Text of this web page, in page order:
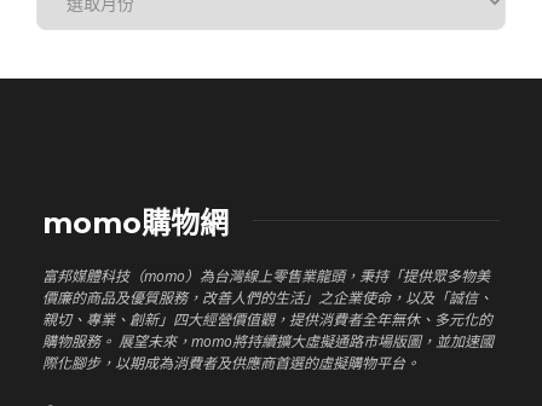
momo購物網
富邦媒體科技（momo）為台灣線上零售業龍頭，秉持「提供眾多物美
價廉的商品及優質服務，改善人們的生活」之企業使命，以及「誠信、
親切、專業、創新」四大經營價值觀，提供消費者全年無休、多元化的
購物服務。 展望未來，momo將持續擴大虛擬通路市場版圖，並加速國
際化腳步，以期成為消費者及供應商首選的虛擬購物平台。